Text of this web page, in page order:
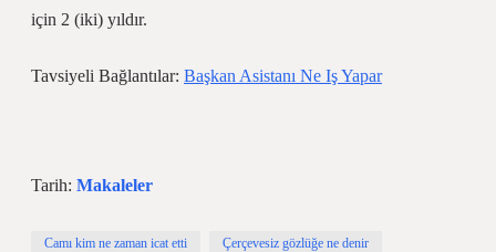
için 2 (iki) yıldır.
Tavsiyeli Bağlantılar: Başkan Asistanı Ne Iş Yapar
Tarih: Makaleler
Camı kim ne zaman icat etti Çerçevesiz gözlüğe ne denir